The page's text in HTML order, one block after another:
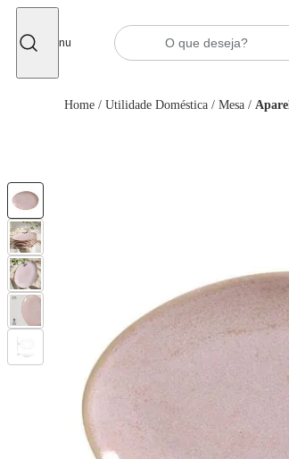
Menu
Home / Utilidade Doméstica / Mesa /